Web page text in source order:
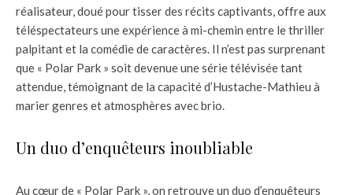
réalisateur, doué pour tisser des récits captivants, offre aux
téléspectateurs une expérience à mi-chemin entre le thriller
palpitant et la comédie de caractères. Il n’est pas surprenant
que « Polar Park » soit devenue une série télévisée tant
attendue, témoignant de la capacité d’Hustache-Mathieu à
marier genres et atmosphères avec brio.
Un duo d’enquêteurs inoubliable
Au cœur de « Polar Park », on retrouve un duo d’enquêteurs